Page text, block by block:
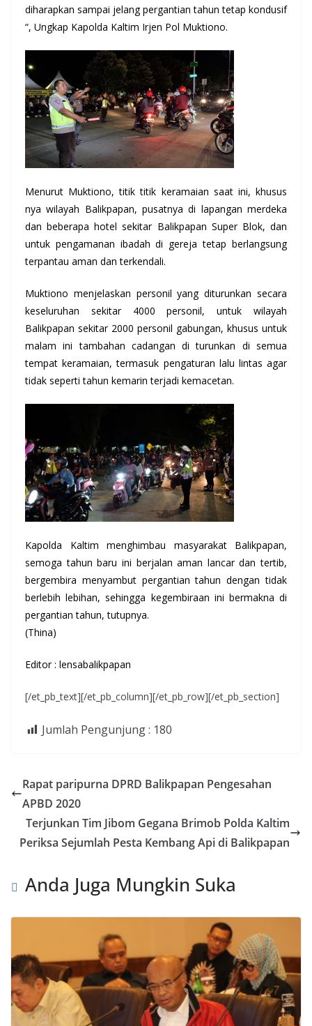
diharapkan sampai jelang pergantian tahun tetap kondusif
“, Ungkap Kapolda Kaltim Irjen Pol Muktiono.
Menurut Muktiono, titik titik keramaian saat ini, khusus
nya wilayah Balikpapan, pusatnya di lapangan merdeka
dan beberapa hotel sekitar Balikpapan Super Blok, dan
untuk pengamanan ibadah di gereja tetap berlangsung
terpantau aman dan terkendali.
Muktiono menjelaskan personil yang diturunkan secara
keseluruhan sekitar 4000 personil, untuk wilayah
Balikpapan sekitar 2000 personil gabungan, khusus untuk
malam ini tambahan cadangan di turunkan di semua
tempat keramaian, termasuk pengaturan lalu lintas agar
tidak seperti tahun kemarin terjadi kemacetan.
Kapolda Kaltim menghimbau masyarakat Balikpapan,
semoga tahun baru ini berjalan aman lancar dan tertib,
bergembira menyambut pergantian tahun dengan tidak
berlebih lebihan, sehingga kegembiraan ini bermakna di
pergantian tahun, tutupnya.
(Thina)
Editor : lensabalikpapan
[/et_pb_text][/et_pb_column][/et_pb_row][/et_pb_section]
Jumlah Pengunjung : 180
Rapat paripurna DPRD Balikpapan Pengesahan
APBD 2020
Terjunkan Tim Jibom Gegana Brimob Polda Kaltim
Periksa Sejumlah Pesta Kembang Api di Balikpapan
Anda Juga Mungkin Suka